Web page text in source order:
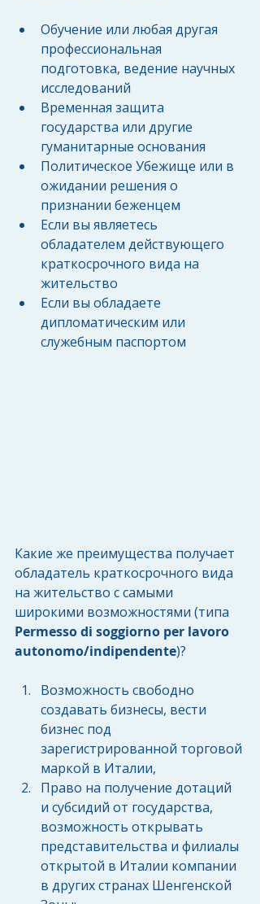
Обучение или любая другая
профессиональная
подготовка, ведение научных
исследований
Временная защита
государства или другие
гуманитарные основания
Политическое Убежище или в
ожидании решения о
признании беженцем
Если вы являетесь
обладателем действующего
краткосрочного вида на
жительство
Если вы обладаете
дипломатическим или
служебным паспортом
Какие же преимущества получает
обладатель краткосрочного вида
на жительство с самыми
широкими возможностями (типа
Permesso di soggiorno per lavoro
autonomo/indipendente)?
Возможность свободно
создавать бизнесы, вести
бизнес под
зарегистрированной торговой
маркой в Италии,
Право на получение дотаций
и субсидий от государства,
возможность открывать
представительства и филиалы
открытой в Италии компании
в других странах Шенгенской